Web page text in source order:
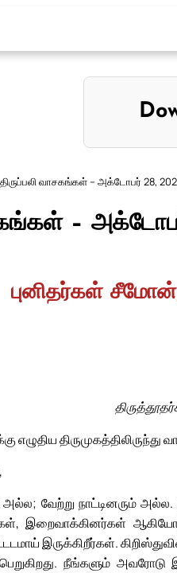
திருப்பலி வாசகங்கள் – அக்டோபர் 28,
–
புனிதர்கள்
எழுதிய திருமுகத்திலிருந்து
வேற்று நாட்டினரும் அல்ல.
இறைவாக்கினர்கள்
இருக்கிறீர்கள்.
நீங்களும்